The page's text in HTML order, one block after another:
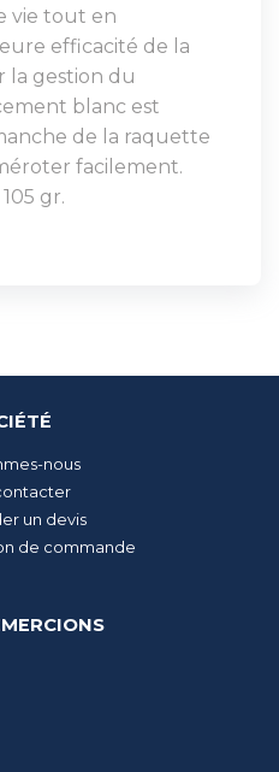
vie tout en
efficacité de la
la gestion du
blanc est
de la raquette
facilement.
gr.
nous
un devis
de commande